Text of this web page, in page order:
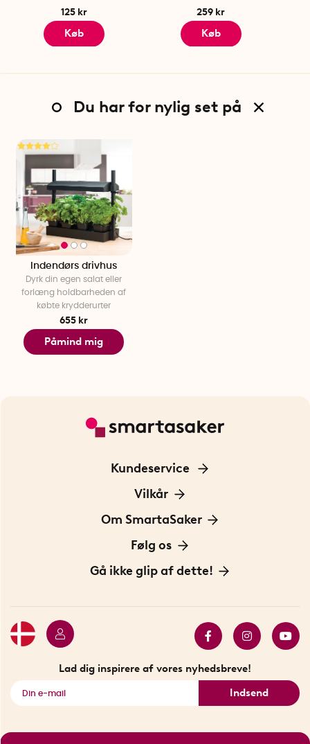
125 kr
Køb
259 kr
Køb
Du har for nylig set på
Indendørs drivhus
Dyrk din egen salat eller
forlæng holdbarheden af
købte krydderurter
655 kr
Påmind mig
Kundeservice
Kontakt os
Vilkår
Information om cookies
Privatlivspolitik
Om SmartaSaker
Om os
Vores historie
Følg os
Opfindere
Gå ikke glip af dette!
Se alle smarte produkter
Lad dig inspirere af vores nyhedsbreve!
Indsend